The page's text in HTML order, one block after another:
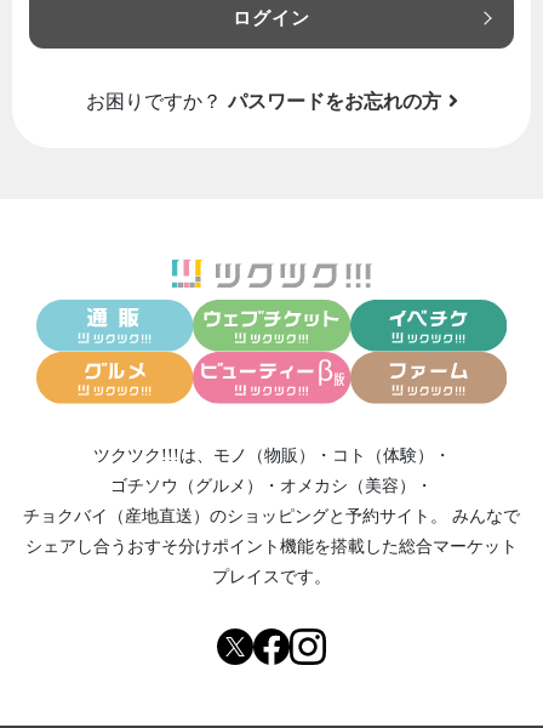
ログイン
お困りですか？ パスワードをお忘れの方
ツクツク!!!は、 モノ（物販） ・ コト（体験）
・
ゴチソウ（グルメ）
・ オメカシ（美容）
・
チョクバイ（産地直送） のショッピングと予約サイト。
みんなで
シェアし合う おすそ分けポイント機能を搭載した総合マーケット
プレイスです。